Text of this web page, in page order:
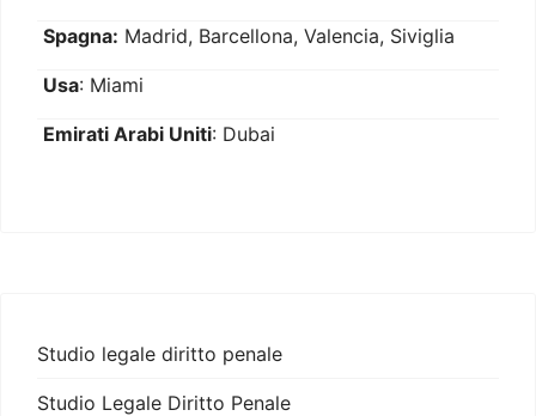
Spagna: Madrid, Barcellona, Valencia, Siviglia
Usa: Miami
Emirati Arabi Uniti: Dubai
Studio legale diritto penale
Studio Legale Diritto Penale